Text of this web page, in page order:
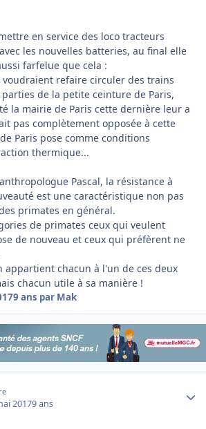
en service des loco tracteurs
les nouvelles batteries, au final elle
farfelue que cela :
voudraient refaire circuler des trains
de la petite ceinture de Paris,
la mairie de Paris cette dernière leur a
pas complètement opposée à cette
Paris pose comme conditions
thermique...
Pascal, la résistance à
est une caractéristique non pas
primates en général.
de primates ceux qui veulent
de nouveau et ceux qui préfèrent ne
appartient chacun à l'un de ces deux
chacun utile à sa manière !
9 ans par Mak
20179 ans